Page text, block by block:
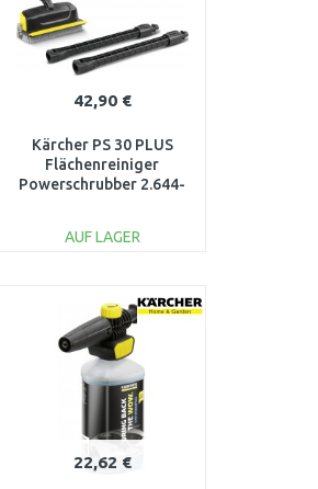
42,90 €
Kärcher PS 30 PLUS
Flächenreiniger
Powerschrubber 2.644-
AUF LAGER
Vergleichen
22,62 €